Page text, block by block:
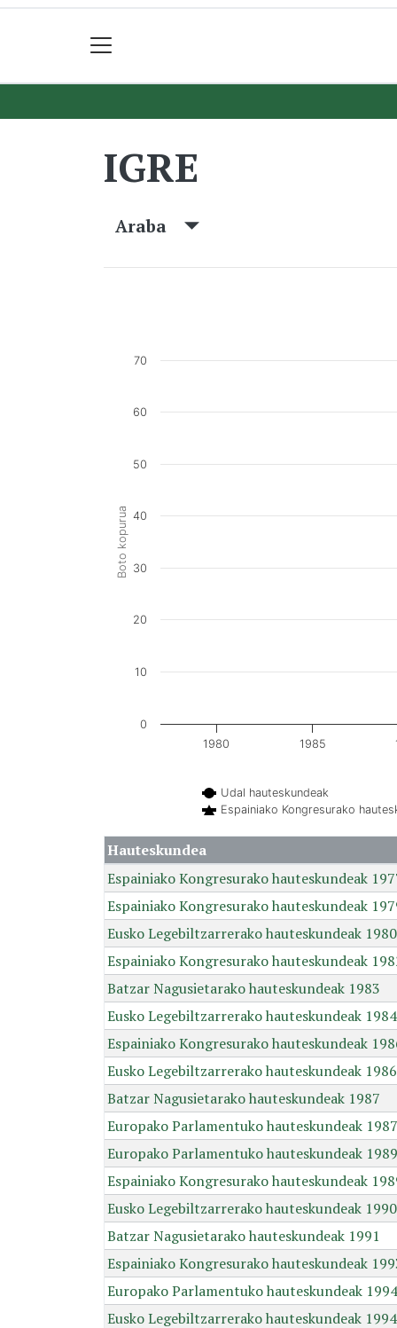
IGRE
Araba
Boto kopurua
Udal hauteskundeak
Espainiako Kongresurako
1980 1985
0
10
20
30
40
50
60
70
Hauteskundea
Espainiako Kongresurako hauteskundeak
Espainiako Kongresurako hauteskundeak
Eusko Legebiltzarrerako hauteskundeak 1980
Espainiako Kongresurako hauteskundeak
Batzar Nagusietarako hauteskundeak 1983
Eusko Legebiltzarrerako hauteskundeak 1984
Espainiako Kongresurako hauteskundeak
Eusko Legebiltzarrerako hauteskundeak 1986
Batzar Nagusietarako hauteskundeak 1987
Europako Parlamentuko hauteskundeak 1987
Europako Parlamentuko hauteskundeak 1989
Espainiako Kongresurako hauteskundeak
Eusko Legebiltzarrerako hauteskundeak 1990
Batzar Nagusietarako hauteskundeak 1991
Espainiako Kongresurako hauteskundeak
Europako Parlamentuko hauteskundeak 1994
Eusko Legebiltzarrerako hauteskundeak 1994